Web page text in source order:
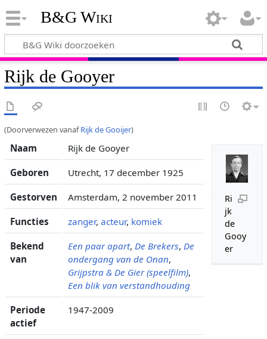
B&G Wiki
Rijk de Gooyer
(Doorverwezen vanafRijk de Gooijer)
Ri
jk
de
Gooy
er
Naam Rijk de Gooyer
Geboren Utrecht, 17 december 1925
Gestorven Amsterdam, 2 november 2011
Functies zanger, acteur, komiek
Bekend
van
Een paar apart, De Brekers, De
ondergang van de Onan,
Grijpstra & De Gier (speelfilm),
Een blik van verstandhouding
Periode
actief
1947-2009